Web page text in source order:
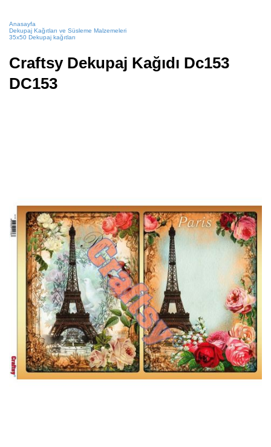
Anasayfa
Dekupaj Kağıtları ve Süsleme Malzemeleri
35x50 Dekupaj kağıtları
Craftsy Dekupaj Kağıdı Dc153
DC153